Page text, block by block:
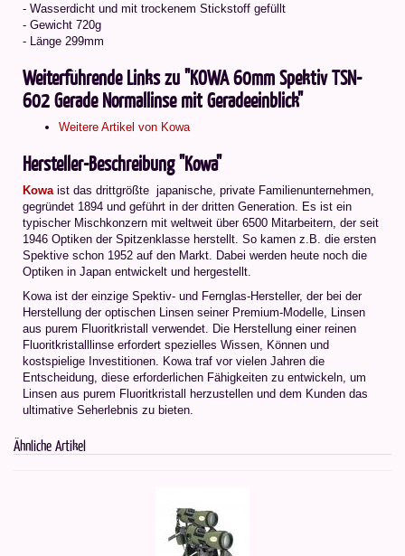
- Wasserdicht und mit trockenem Stickstoff gefüllt
- Gewicht 720g
- Länge 299mm
Weiterführende Links zu "KOWA 60mm Spektiv TSN-
602 Gerade Normallinse mit Geradeeinblick"
Weitere Artikel von Kowa
Hersteller-Beschreibung "Kowa"
Kowa ist das drittgrößte japanische, private Familienunternehmen,
gegründet 1894 und geführt in der dritten Generation. Es ist ein
typischer Mischkonzern mit weltweit über 6500 Mitarbeitern, der seit
1946 Optiken der Spitzenklasse herstellt. So kamen z.B. die ersten
Spektive schon 1952 auf den Markt. Dabei werden heute noch die
Optiken in Japan entwickelt und hergestellt.
Kowa ist der einzige Spektiv- und Fernglas-Hersteller, der bei der
Herstellung der optischen Linsen seiner Premium-Modelle, Linsen
aus purem Fluoritkristall verwendet. Die Herstellung einer reinen
Fluoritkristalllinse erfordert spezielles Wissen, Können und
kostspielige Investitionen. Kowa traf vor vielen Jahren die
Entscheidung, diese erforderlichen Fähigkeiten zu entwickeln, um
Linsen aus purem Fluoritkristall herzustellen und dem Kunden das
ultimative Seherlebnis zu bieten.
Ähnliche Artikel